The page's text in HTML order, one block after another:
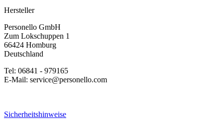
Hersteller
Personello GmbH
Zum Lokschuppen 1
66424 Homburg
Deutschland
Tel: 06841 - 979165
E-Mail: service@personello.com
Sicherheitshinweise